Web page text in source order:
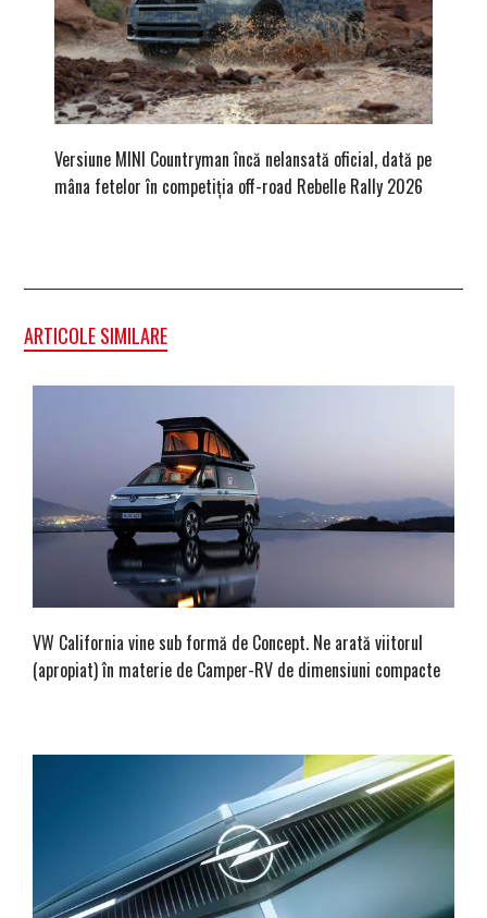
Versiune MINI Countryman încă nelansată oficial, dată pe
mâna fetelor în competiția off-road Rebelle Rally 2026
ARTICOLE SIMILARE
VW California vine sub formă de Concept. Ne arată viitorul
(apropiat) în materie de Camper-RV de dimensiuni compacte